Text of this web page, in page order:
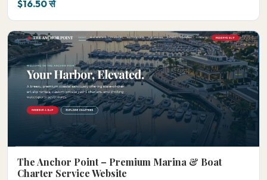
$16.50 से
The Anchor Point – Premium Marina & Boat
Charter Service Website